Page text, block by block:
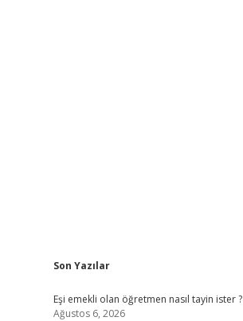
Sidebar
Son Yazılar
Eşi emekli olan öğretmen nasıl tayin ister ?
Ağustos 6, 2026